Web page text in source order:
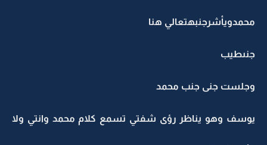
محمدويأشرجنبهتعالي هنا
جنىطيب
وجلست جنى جنب محمد
يوسف وهو يناظر رؤى شفتي تسمع كلام محمد وانتي ولا